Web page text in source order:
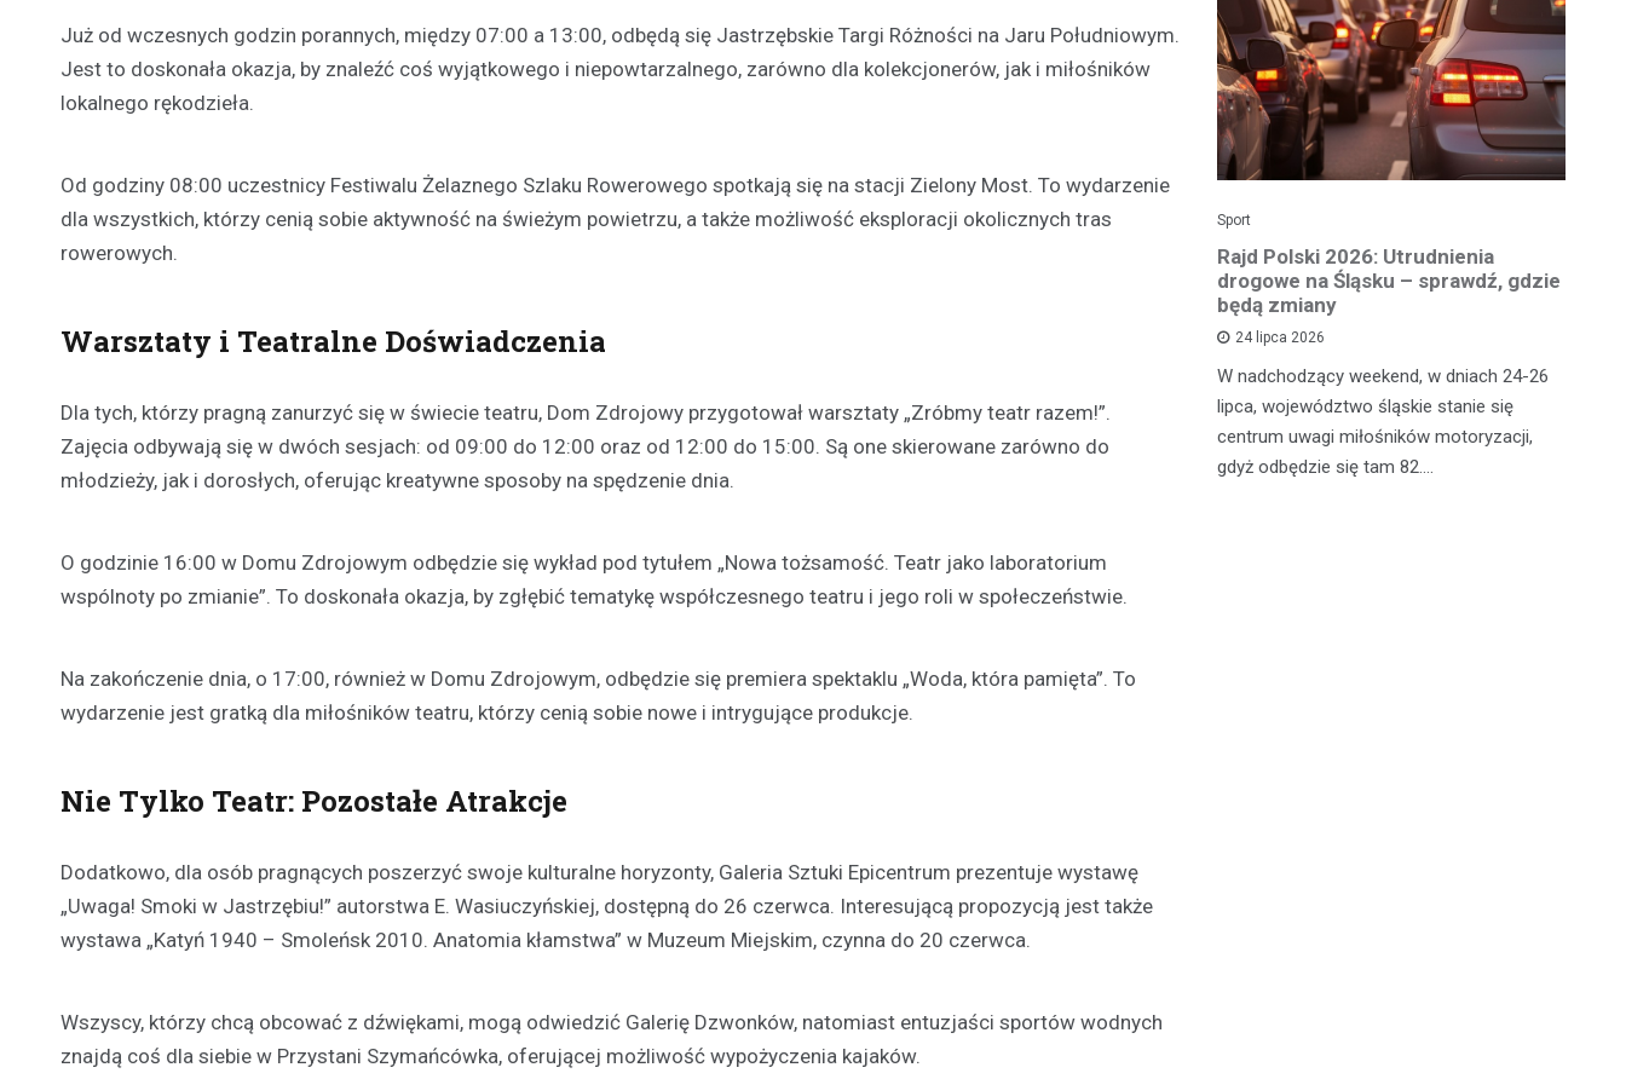
Już od wczesnych godzin porannych, między 07:00 a 13:00, odbędą się Jastrzębskie Targi Różności na Jaru Południowym.
Jest to doskonała okazja, by znaleźć coś wyjątkowego i niepowtarzalnego, zarówno dla kolekcjonerów, jak i miłośników
lokalnego rękodzieła.
Od godziny 08:00 uczestnicy Festiwalu Żelaznego Szlaku Rowerowego spotkają się na stacji Zielony Most. To wydarzenie
dla wszystkich, którzy cenią sobie aktywność na świeżym powietrzu, a także możliwość eksploracji okolicznych tras
rowerowych.
Warsztaty i Teatralne Doświadczenia
Dla tych, którzy pragną zanurzyć się w świecie teatru, Dom Zdrojowy przygotował warsztaty „Zróbmy teatr razem!”.
Zajęcia odbywają się w dwóch sesjach: od 09:00 do 12:00 oraz od 12:00 do 15:00. Są one skierowane zarówno do
młodzieży, jak i dorosłych, oferując kreatywne sposoby na spędzenie dnia.
O godzinie 16:00 w Domu Zdrojowym odbędzie się wykład pod tytułem „Nowa tożsamość. Teatr jako laboratorium
wspólnoty po zmianie”. To doskonała okazja, by zgłębić tematykę współczesnego teatru i jego roli w społeczeństwie.
Na zakończenie dnia, o 17:00, również w Domu Zdrojowym, odbędzie się premiera spektaklu „Woda, która pamięta”. To
wydarzenie jest gratką dla miłośników teatru, którzy cenią sobie nowe i intrygujące produkcje.
Nie Tylko Teatr: Pozostałe Atrakcje
Dodatkowo, dla osób pragnących poszerzyć swoje kulturalne horyzonty, Galeria Sztuki Epicentrum prezentuje wystawę
„Uwaga! Smoki w Jastrzębiu!” autorstwa E. Wasiuczyńskiej, dostępną do 26 czerwca. Interesującą propozycją jest także
wystawa „Katyń 1940 – Smoleńsk 2010. Anatomia kłamstwa” w Muzeum Miejskim, czynna do 20 czerwca.
Wszyscy, którzy chcą obcować z dźwiękami, mogą odwiedzić Galerię Dzwonków, natomiast entuzjaści sportów wodnych
znajdą coś dla siebie w Przystani Szymańcówka, oferującej możliwość wypożyczenia kajaków.
Festyny
Moszczenicy mieli okazję uczestniczyć w
niezwykłym wydarzeniu, które zakończyło
Sport
Rajd Polski 2026: Utrudnienia
drogowe na Śląsku – sprawdź, gdzie
będą zmiany
24 lipca 2026
W nadchodzący weekend, w dniach 24-26
lipca, województwo śląskie stanie się
centrum uwagi miłośników motoryzacji,
gdyż odbędzie się tam 82.…